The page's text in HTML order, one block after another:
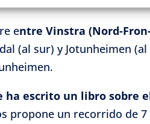
procedentes de otras fuentes de
Identificación de dispositivos en
forma automática.
publicidad y contenido,
de privacidad.
entre Vinstra (Nord-
(al sur) y Jotunheimen
ha escrito un libro sobre
propone un recorrido de